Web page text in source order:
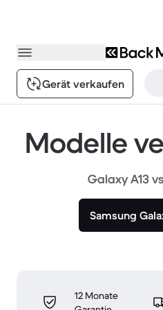
Gerät verkaufen
Modelle
Galaxy A13
Samsung
12 Monate